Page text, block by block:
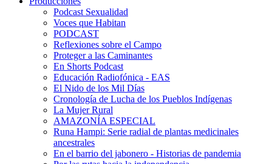
Podcast Sexualidad
Voces que Habitan
PODCAST
Reflexiones sobre el Campo
Proteger a las Caminantes
En Shorts Podcast
Educación Radiofónica - EAS
El Nido de los Mil Días
Cronología de Lucha de los Pueblos Indígenas
La Mujer Rural
AMAZONÍA ESPECIAL
Runa Hampi: Serie radial de plantas medicinales
ancestrales
En el barrio del jabonero - Historias de pandemia